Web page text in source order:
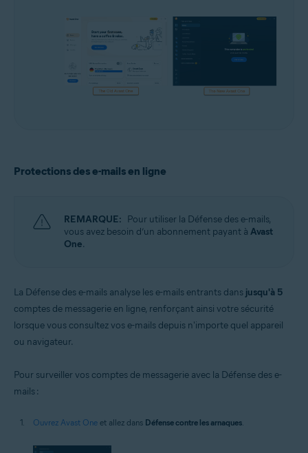
Protections des e-mails en ligne
REMARQUE: Pour utiliser la Défense des e-mails,
vous avez besoin d’un abonnement payant à Avast
One.
La Défense des e-mails analyse les e-mails entrants dans jusqu'à 5
comptes de messagerie en ligne, renforçant ainsi votre sécurité
lorsque vous consultez vos e-mails depuis n'importe quel appareil
ou navigateur.
Pour surveiller vos comptes de messagerie avec la Défense des e-
mails :
Ouvrez Avast One et allez dans Défense contre les arnaques